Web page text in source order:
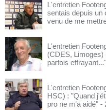
L'entretien
sentais depuis un
venu de me
L'entretien
(CDES, Limoges)
parfois effrayant..."
L'entretien
HSC) : "Quand
pro ne m'a aidé" -